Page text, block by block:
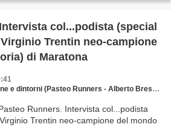
col...podista (special
Trentin neo-campione
di Maratona
e dintorni (Pasteo Runners - Alberto Bressan)